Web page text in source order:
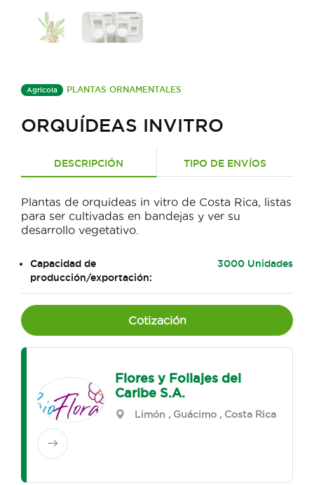
Agrícola PLANTAS ORNAMENTALES
ORQUÍDEAS INVITRO
DESCRIPCIÓN TIPO DE ENVÍOS
Plantas de orquideas in vitro de Costa Rica, listas
para ser cultivadas en bandejas y ver su
desarrollo vegetativo.
Capacidad de
producción/exportación:
3000 Unidades
Cotización
Flores y Follajes del
Caribe S.A.
Limón , Guácimo , Costa Rica